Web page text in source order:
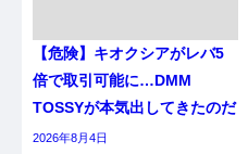
【危険】キオクシアがレバ5
倍で取引可能に…DMM
TOSSYが本気出してきたのだ
2026年8月4日